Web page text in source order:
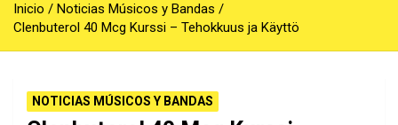
Inicio
Noticias Músicos y Bandas
Clenbuterol 40 Mcg Kurssi – Tehokkuus ja Käyttö
NOTICIAS MÚSICOS Y BANDAS